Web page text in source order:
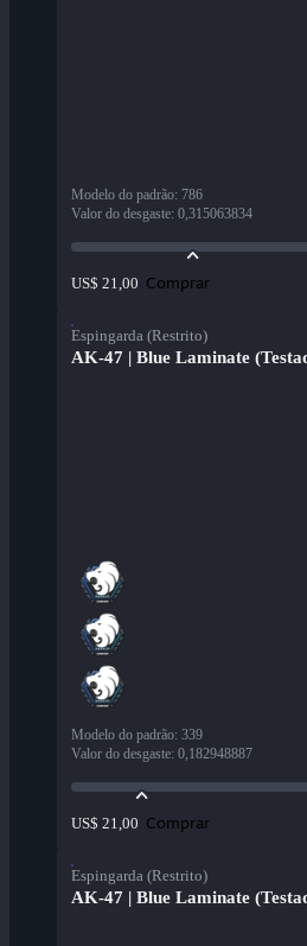
Modelo do padrão: 786
Valor do desgaste: 0,315063834
US$ 21,00 Comprar
Espingarda (Restrito)
AK-47 | Blue Laminate
Modelo do padrão: 339
Valor do desgaste: 0,182948887
US$ 21,00 Comprar
Espingarda (Restrito)
AK-47 | Blue Laminate